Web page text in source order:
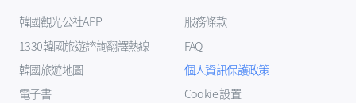
韓國觀光公社APP
1330韓國旅遊諮詢翻譯熱線
韓國旅遊地圖
電子書
服務條款
FAQ
個人資訊保護政策
Cookie 設置